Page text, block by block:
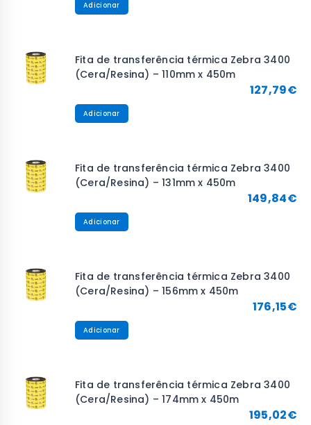
Adicionar
Fita de transferência térmica Zebra 3400
(Cera/Resina) – 110mm x 450m
127,79€
Adicionar
Fita de transferência térmica Zebra 3400
(Cera/Resina) – 131mm x 450m
149,84€
Adicionar
Fita de transferência térmica Zebra 3400
(Cera/Resina) – 156mm x 450m
176,15€
Adicionar
Fita de transferência térmica Zebra 3400
(Cera/Resina) – 174mm x 450m
195,02€